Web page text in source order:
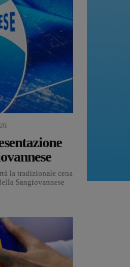
la tradizionale cena
Sangiovannese